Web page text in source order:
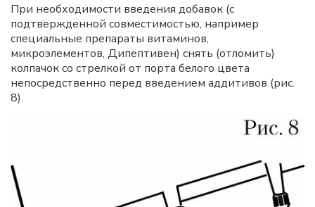
При необходимости введения добавок (с
подтвержденной совместимостью, например
специальные препараты витаминов,
микроэлементов, Дипептивен) снять (отломить)
колпачок со стрелкой от порта белого цвета
непосредственно перед введением аддитивов (рис.
8).